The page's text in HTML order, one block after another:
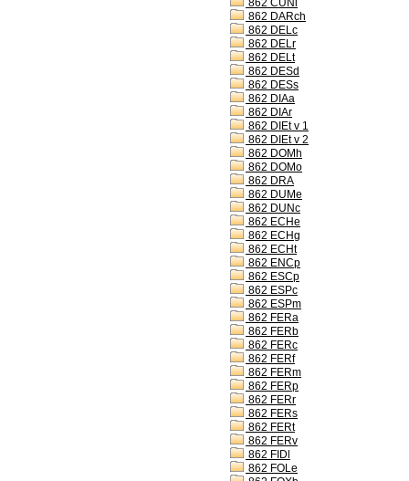
862 CUNi
862 DARch
862 DELc
862 DELr
862 DELt
862 DESd
862 DESs
862 DIAa
862 DIAr
862 DIEt v 1
862 DIEt v 2
862 DOMh
862 DOMo
862 DRA
862 DUMe
862 DUNc
862 ECHe
862 ECHg
862 ECHt
862 ENCp
862 ESCp
862 ESPc
862 ESPm
862 FERa
862 FERb
862 FERc
862 FERf
862 FERm
862 FERp
862 FERr
862 FERs
862 FERt
862 FERv
862 FIDl
862 FOLe